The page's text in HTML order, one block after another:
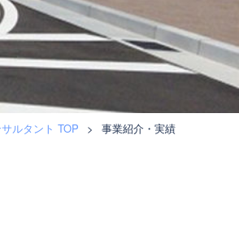
ルタント TOP > 事業紹介・実績